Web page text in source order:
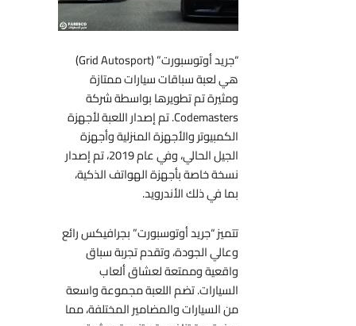
“جريد أوتوسبورت” (Grid Autosport)
هي لعبة سباقات سيارات ممتازة
ومثيرة تم تطويرها بواسطة شركة
Codemasters. تم إصدار اللعبة لأجهزة
الكمبيوتر والأجهزة المنزلية وأجهزة
الجيل الحالي، وفي عام 2019، تم إصدار
نسخة خاصة بأجهزة الهواتف الذكية،
بما في ذلك الأندرويد.
تتميز “جريد أوتوسبورت” بجرافيكس رائع
وعالي الجودة، وتقدم تجربة سباق
واقعية وممتعة لعشاق ألعاب
السيارات. تضم اللعبة مجموعة واسعة
من السيارات والمضامير المختلفة، مما